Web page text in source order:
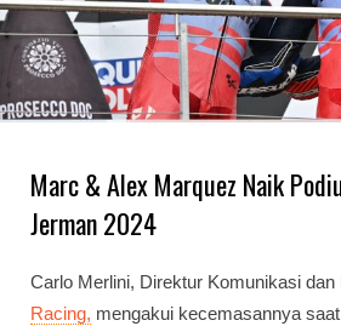
Marc & Alex Marquez Naik
Jerman 2024
Carlo Merlini, Direktur Komunikasi dan
Racing, mengakui kecemasannya